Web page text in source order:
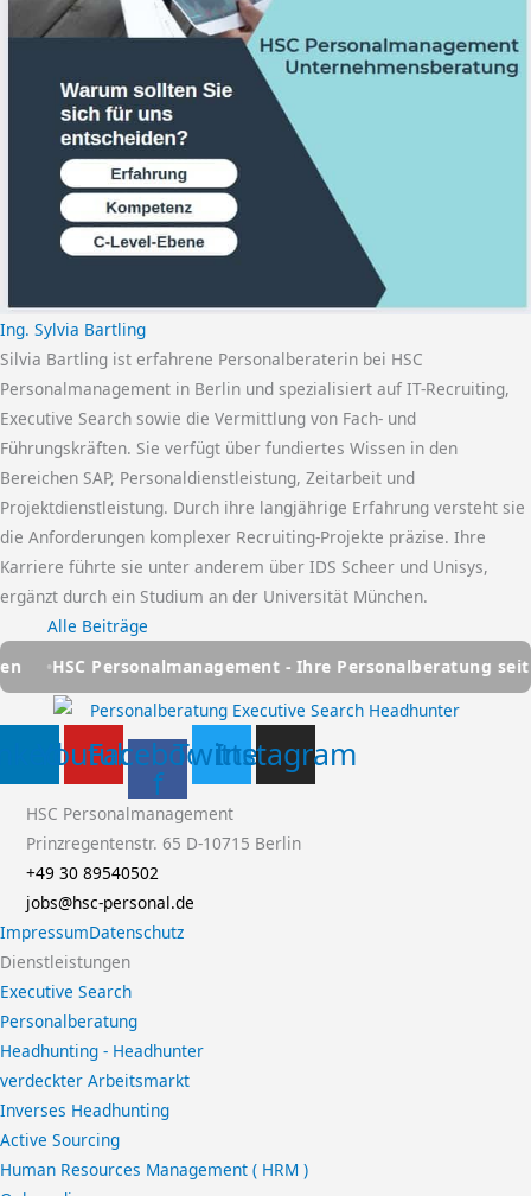
Ing. Sylvia Bartling
Silvia Bartling ist erfahrene Personalberaterin bei HSC
Personalmanagement in Berlin und spezialisiert auf IT-Recruiting,
Executive Search sowie die Vermittlung von Fach- und
Führungskräften. Sie verfügt über fundiertes Wissen in den
Bereichen SAP, Personaldienstleistung, Zeitarbeit und
Projektdienstleistung. Durch ihre langjährige Erfahrung versteht sie
die Anforderungen komplexer Recruiting-Projekte präzise. Ihre
Karriere führte sie unter anderem über IDS Scheer und Unisys,
ergänzt durch ein Studium an der Universität München.
Alle Beiträge
- Ihre Personalberatung seit über 25
Youtube
Facebook-
f
Twitter
Instagram
HSC Personalmanagement
Prinzregentenstr. 65 D-10715 Berlin
+49 30 89540502
jobs@hsc-personal.de
ImpressumDatenschutz
Dienstleistungen
Executive Search
Personalberatung
Headhunting - Headhunter
verdeckter Arbeitsmarkt
Inverses Headhunting
Active Sourcing
Human Resources Management ( HRM )